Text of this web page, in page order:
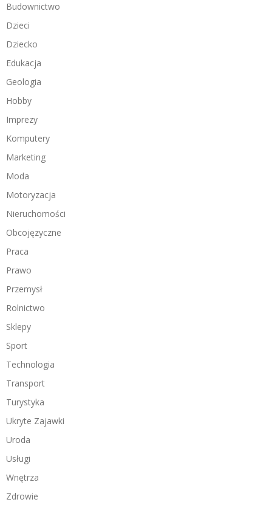
Budownictwo
Dzieci
Dziecko
Edukacja
Geologia
Hobby
Imprezy
Komputery
Marketing
Moda
Motoryzacja
Nieruchomości
Obcojęzyczne
Praca
Prawo
Przemysł
Rolnictwo
Sklepy
Sport
Technologia
Transport
Turystyka
Ukryte Zajawki
Uroda
Usługi
Wnętrza
Zdrowie